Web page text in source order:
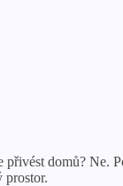
domů? Ne.
prostor.